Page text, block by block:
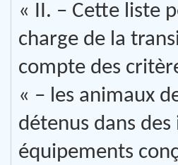
« II. – Cette liste
charge de la
compte des
« – les animaux
détenus dans
équipements